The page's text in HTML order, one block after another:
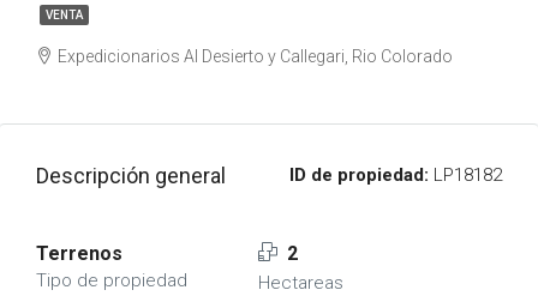
VENTA
Expedicionarios Al Desierto y Callegari, Rio Colorado
Descripción general ID de propiedad: LP18182
Terrenos
Tipo de propiedad
2
Hectareas